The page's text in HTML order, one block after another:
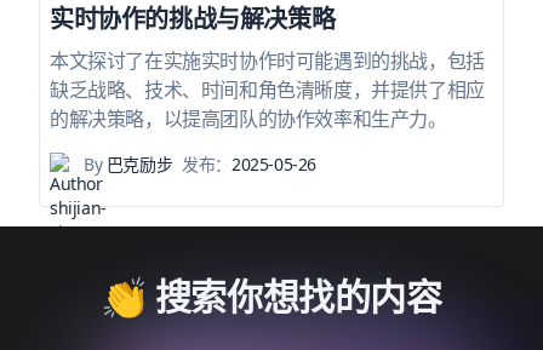
实时协作的挑战与解决策略
本文探讨了在实施实时协作时可能遇到的挑战，包括
缺乏战略、技术、时间和角色清晰度，并提供了相应
的解决策略，以提高团队的协作效率和生产力。
By巴克励步 发布：2025-05-26
👏 搜索你想找的内容